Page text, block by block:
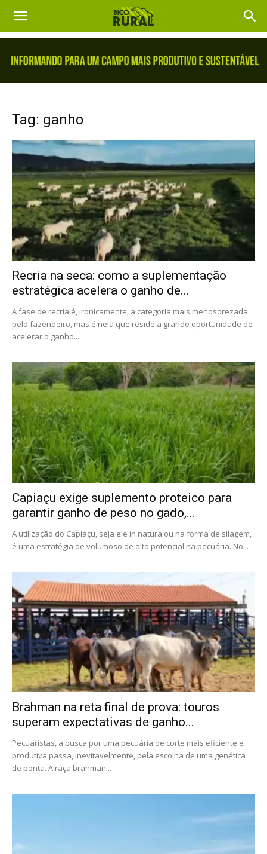
Tag: ganho
Recria na seca: como a suplementação
estratégica acelera o ganho de...
A fase de recria é, ironicamente, a categoria mais menosprezada
pelo fazendeiro, mas é nela que reside a grande oportunidade de
acelerar o ganho...
Capiaçu exige suplemento proteico para
garantir ganho de peso no gado,...
A utilização do Capiaçu, seja ele in natura ou na forma de silagem,
é uma estratégia de volumoso de alto potencial na pecuária. No...
Brahman na reta final de prova: touros
superam expectativas de ganho...
Pecuaristas, a busca por uma pecuária de corte mais eficiente e
produtiva passa, inevitavelmente, pela escolha de uma genética
de ponta. A raça brahman...